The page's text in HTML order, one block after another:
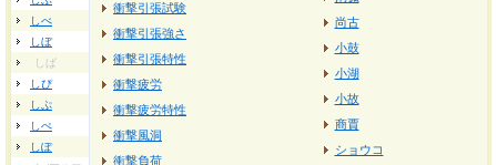
しべ
しぼ
しぱ
しぴ
しぷ
しぺ
しぽ
衝撃引張試験
衝撃引張強さ
衝撃引張特性
衝撃疲労
衝撃疲労特性
衝撃風洞
衝撃負荷
尚古
小鼓
小湖
小故
商賈
ショウコ